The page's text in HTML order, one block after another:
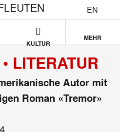
EN
KULTUR
MEHR
LITERATUR
Autor mit
Roman «Tremor»